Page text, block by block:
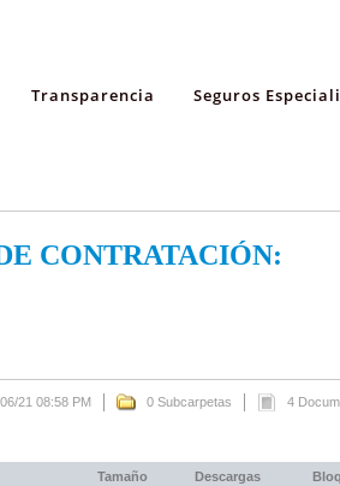
Transparencia Seguros
CONTRATACIÓN:
21 08:58 PM 0 Subcarpetas 4
Tamaño Descargas